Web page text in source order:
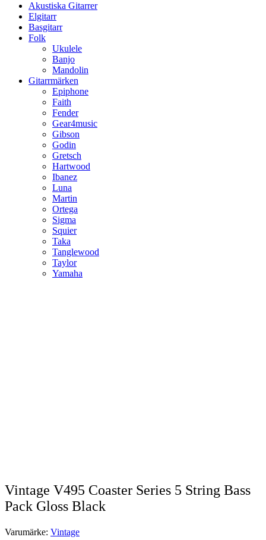
Akustiska Gitarrer
Elgitarr
Basgitarr
Folk
Ukulele
Banjo
Mandolin
Gitarrmärken
Epiphone
Faith
Fender
Gear4music
Gibson
Godin
Gretsch
Hartwood
Ibanez
Luna
Martin
Ortega
Sigma
Squier
Taka
Tanglewood
Taylor
Yamaha
Vintage V495 Coaster Series 5 String Bass
Pack Gloss Black
Varumärke: Vintage